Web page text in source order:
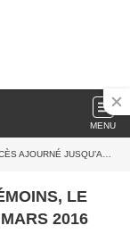
MENU
3 MARS 2016 (Eventnews)
LE
2016